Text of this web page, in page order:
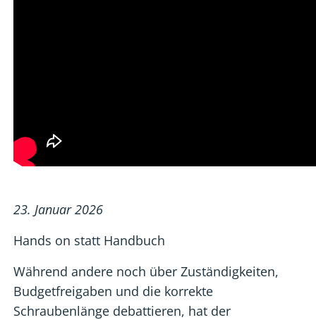
23. Januar 2026
Hands on statt Handbuch
Während andere noch über Zuständigkeiten,
Budgetfreigaben und die korrekte
Schraubenlänge debattieren, hat der